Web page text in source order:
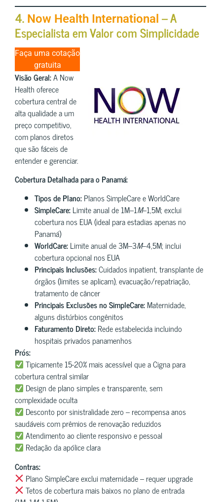
4. Now Health International – A
Especialista em Valor com Simplicidade
Faça uma cotação
gratuita
Visão Geral:A Now
Health oferece
cobertura central de
alta qualidade a um
preço competitivo,
com planos diretos
que são fáceis de
entender e gerenciar.
Cobertura Detalhada para o Panamá:
Tipos de Plano:Planos SimpleCare e WorldCare
SimpleCare:Limite anual de 1M–1M–1,5M; exclui
cobertura nos EUA (ideal para estadias apenas no
Panamá)
WorldCare:Limite anual de 3M–3M–4,5M; inclui
cobertura opcional nos EUA
Principais Inclusões:Cuidados inpatient, transplante de
órgãos (limites se aplicam), evacuação/repatriação,
tratamento de câncer
Principais Exclusões no SimpleCare:Maternidade,
alguns distúrbios congênitos
Faturamento Direto:Rede estabelecida incluindo
hospitais privados panamenhos
Prós:
Tipicamente 15-20% mais acessível que a Cigna para
cobertura central similar
Design de plano simples e transparente, sem
complexidade oculta
Desconto por sinistralidade zero – recompensa anos
saudáveis com prêmios de renovação reduzidos
Atendimento ao cliente responsivo e pessoal
Redação da apólice clara
Contras:
Plano SimpleCare exclui maternidade – requer upgrade
Tetos de cobertura mais baixos no plano de entrada